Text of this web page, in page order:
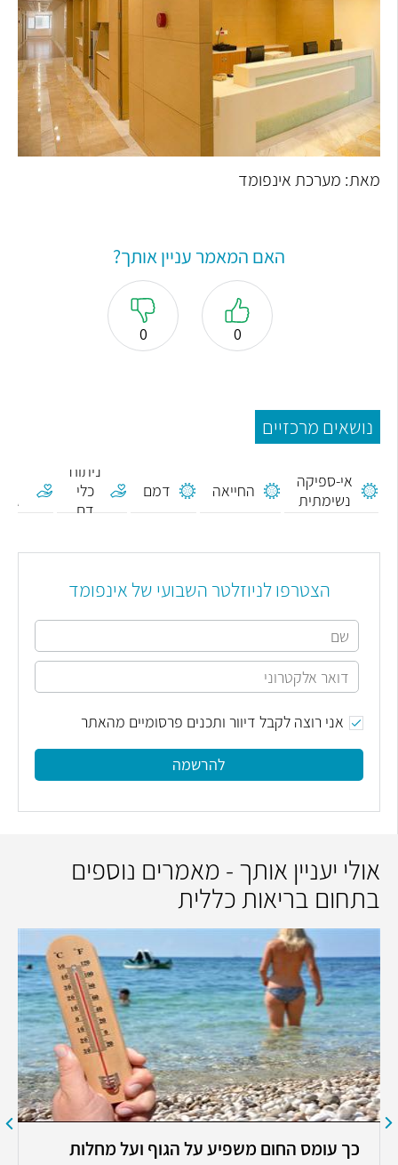
מאת: מערכת אינפומד
האם המאמר עניין אותך?
0
0
נושאים מרכזיים
אי-ספיקה
נשימתית
החייאה דמם
ניתוח
כלי
דם
הצטרפו לניוזלטר השבועי של אינפומד
אני רוצה לקבל דיוור ותכנים פרסומיים מהאתר
להרשמה
אולי יעניין אותך - מאמרים נוספים
בתחום בריאות כללית
כך עומס החום משפיע על הגוף ועל מחלות